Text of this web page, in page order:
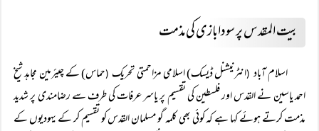
بیت المقدس پر سودابازی کی مذمت
اسلام آباد(انٹرنیشنل ڈیسک) اسلامی مزاحمتی تحریک (حماس) کے چیئرمین مجاہد شیخ
احمد یاسین نے القدس اور فلسطین کی تقسیم پر یاسر عرفات کی طرف سے رضامندی پر شدید
مذمت کرتے ہوئے کہا ہے کہ کوئی بھی کلمہ گو مسلمان القدس کو تقسیم کر کے یہودیوں کے